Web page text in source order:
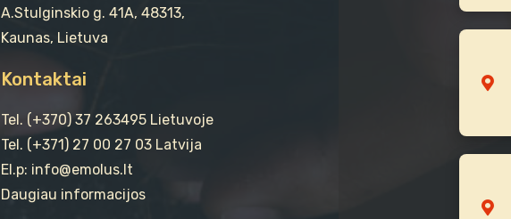
A.Stulginskio g. 41A, 48313,
Kaunas, Lietuva
Kontaktai
Tel. (+370) 37 263495 Lietuvoje
Tel. (+371) 27 00 27 03 Latvija
El.p: info@emolus.lt
Daugiau informacijos